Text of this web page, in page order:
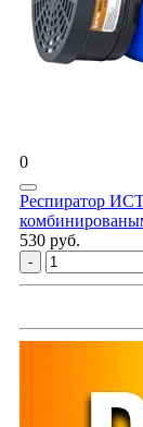
0
Респиратор
530 руб.